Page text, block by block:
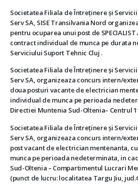
Societatea Filiala de Întreţinere şi
Serv SA, SISE Transilvania Nord
pentru ocuparea unui post de SPECIALIST
contract individual de munca pe durata
Serviciului Suport Tehnic Cluj .
Societatea Filiala de Întreţinere şi
Serv SA, organizeaza concurs intern/
doua posturi vacante de electrician
individual de munca pe perioada
Directiei Muntenia Sud-Oltenia– Centrul
Societatea Filiala de Întreţinere şi
Serv SA, organizeaza concurs intern/
post vacant de electrician mentenanta,
munca pe perioada nedeterminata, in
Sud-Oltenia – Compartimentul Lucrari
(punct de lucru: localitatea Targu Jiu,